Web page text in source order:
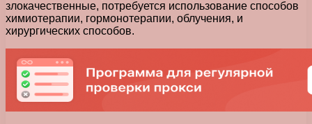
злокачественные, потребуется использование способов
химиотерапии, гормонотерапии, облучения, и
хирургических способов.